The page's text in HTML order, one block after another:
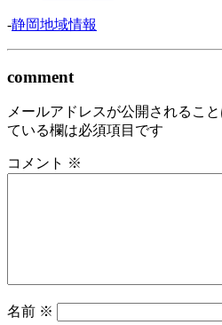
-静岡地域情報
comment
メールアドレスが公開されること
ている欄は必須項目です
コメント ※
名前 ※